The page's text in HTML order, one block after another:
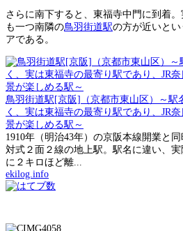
さらに南下すると、東福寺中門に到着
も一つ南隣の鳥羽街道駅の方が近いと
アである。
鳥羽街道駅[京阪]（京都市東山区）～駅
く、実は東福寺の最寄り駅であり、JR
景が楽しめる駅～
1910年（明治43年）の京阪本線開業と
対式２面２線の地上駅。駅名に違い、
に２キロほど離...
ekilog.info